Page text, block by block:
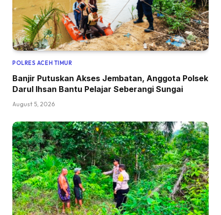
POLRES ACEH TIMUR
Banjir Putuskan Akses Jembatan, Anggota Polsek
Darul Ihsan Bantu Pelajar Seberangi Sungai
August 5, 2026